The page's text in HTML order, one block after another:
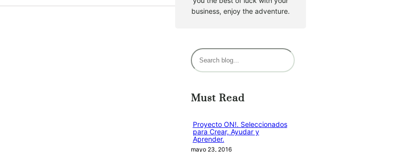
business, enjoy the adventure.
B
u
c
r
Must Read
Proyecto ON!. Seleccionados
para Crear, Ayudar y
Aprender.
mayo 23, 2016